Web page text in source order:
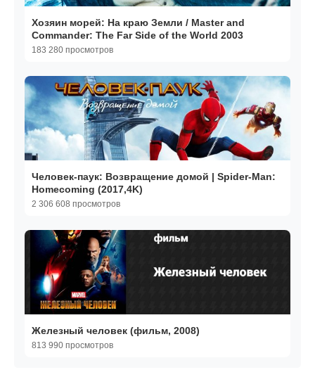
Хозяин морей: На краю Земли / Master and
Commander: The Far Side of the World 2003
183 280 просмотров
Человек-паук: Возвращение домой | Spider-Man:
Homecoming (2017,4K)
2 306 608 просмотров
Железный человек (фильм, 2008)
813 990 просмотров